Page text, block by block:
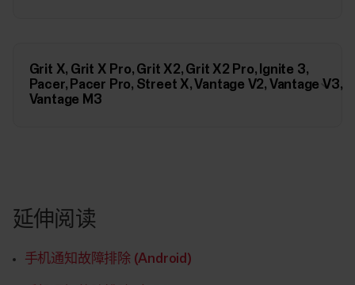
Grit X, Grit X Pro, Grit X2, Grit X2 Pro, Ignite 3,
Pacer, Pacer Pro, Street X, Vantage V2, Vantage V3,
Vantage M3
延伸阅读
手机通知故障排除 (Android)